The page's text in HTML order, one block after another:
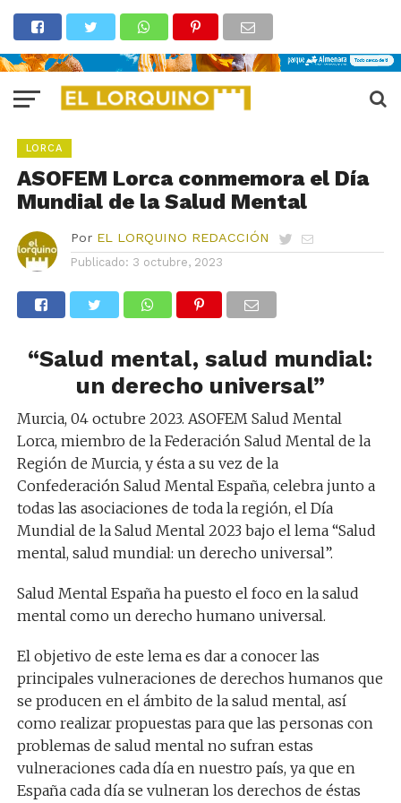
LORCA
ASOFEM Lorca conmemora el Día
Mundial de la Salud Mental
Por EL LORQUINO REDACCIÓN
Publicado: 3 octubre, 2023
“Salud mental, salud mundial:
un derecho universal”
Murcia, 04 octubre 2023. ASOFEM Salud Mental
Lorca, miembro de la Federación Salud Mental de la
Región de Murcia, y ésta a su vez de la
Confederación Salud Mental España, celebra junto a
todas las asociaciones de toda la región, el Día
Mundial de la Salud Mental 2023 bajo el lema “Salud
mental, salud mundial: un derecho universal”.
Salud Mental España ha puesto el foco en la salud
mental como un derecho humano universal.
El objetivo de este lema es dar a conocer las
principales vulneraciones de derechos humanos que
se producen en el ámbito de la salud mental, así
como realizar propuestas para que las personas con
problemas de salud mental no sufran estas
vulneraciones cada día en nuestro país, ya que en
España cada día se vulneran los derechos de éstas